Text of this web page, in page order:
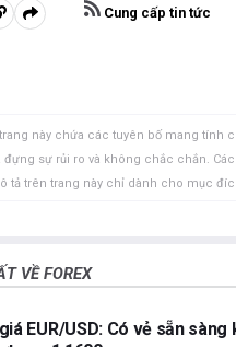
Cung cấp tin tức
này chứa các tuyên bố mang tính
đựng sự rủi ro và không chắc chắn.
tả trên trang này chỉ dành cho mục
FXStreet cũng không đảm bảo rằng
mất tất cả hoặc một phần khoản đầu tư
VỀ FOREX
EUR/USD: Có vẻ sẵn sàng